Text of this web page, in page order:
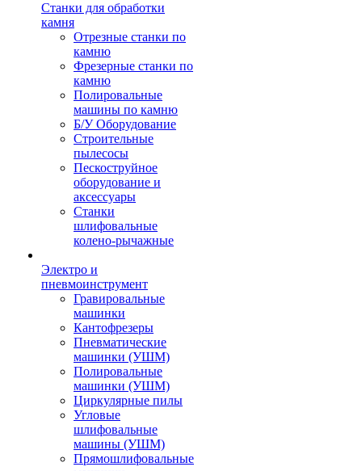
Станки для обработки
камня
Отрезные станки по
камню
Фрезерные станки по
камню
Полировальные
машины по камню
Б/У Оборудование
Строительные
пылесосы
Пескоструйное
оборудование и
аксессуары
Станки
шлифовальные
колено-рычажные
Электро и
пневмоинструмент
Гравировальные
машинки
Кантофрезеры
Пневматические
машинки (УШМ)
Полировальные
машинки (УШМ)
Циркулярные пилы
Угловые
шлифовальные
машины (УШМ)
Прямошлифовальные